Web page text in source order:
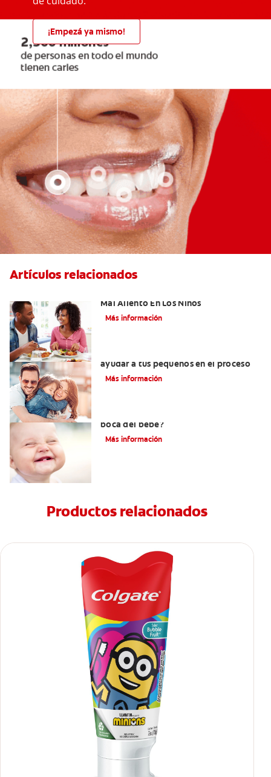
¡Empezá ya mismo!
Artículos relacionados
Mal Aliento En Los Niños
Más información
ayudar a tus pequeños en el proceso
Más información
boca del bebé?
Más información
Productos relacionados